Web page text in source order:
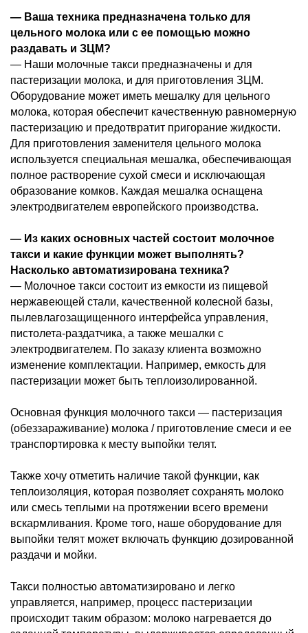
— Ваша техника предназначена только для
цельного молока или с ее помощью можно
раздавать и ЗЦМ?
— Наши молочные такси предназначены и для
пастеризации молока, и для приготовления ЗЦМ.
Оборудование может иметь мешалку для цельного
молока, которая обеспечит качественную равномерную
пастеризацию и предотвратит пригорание жидкости.
Для приготовления заменителя цельного молока
используется специальная мешалка, обеспечивающая
полное растворение сухой смеси и исключающая
образование комков. Каждая мешалка оснащена
электродвигателем европейского производства.
— Из каких основных частей состоит молочное
такси и какие функции может выполнять?
Насколько автоматизирована техника?
— Молочное такси состоит из емкости из пищевой
нержавеющей стали, качественной колесной базы,
пылевлагозащищенного интерфейса управления,
пистолета-раздатчика, а также мешалки с
электродвигателем. По заказу клиента возможно
изменение комплектации. Например, емкость для
пастеризации может быть теплоизолированной.
Основная функция молочного такси — пастеризация
(обеззараживание) молока / приготовление смеси и ее
транспортировка к месту выпойки телят.
Также хочу отметить наличие такой функции, как
теплоизоляция, которая позволяет сохранять молоко
или смесь теплыми на протяжении всего времени
вскармливания. Кроме того, наше оборудование для
выпойки телят может включать функцию дозированной
раздачи и мойки.
Такси полностью автоматизировано и легко
управляется, например, процесс пастеризации
происходит таким образом: молоко нагревается до